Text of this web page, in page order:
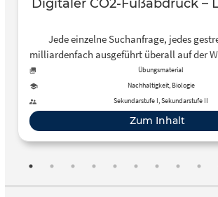
Digitaler CO2-Fußabdruck –
Jede einzelne Suchanfrage, jedes
milliardenfach ausgeführt überall auf der
global immer größer werdenden
verantwortlich – und damit auch für
Emissionen.
Übungsmaterial
Nachhaltigkeit, Biologie
Sekundarstufe I, Sekundarstufe II
Zum Inhalt